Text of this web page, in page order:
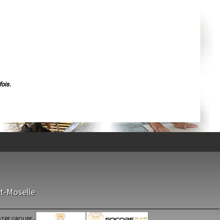
Pau
Paris
Le Havre
Moselle